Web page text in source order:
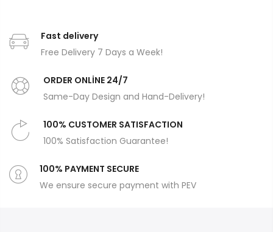
Fast delivery
Free Delivery 7 Days a Week!
ORDER ONLİNE 24/7
Same-Day Design and Hand-Delivery!
100% CUSTOMER SATISFACTION
100% Satisfaction Guarantee!
100% PAYMENT SECURE
We ensure secure payment with PEV